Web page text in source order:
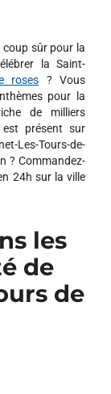
sûr pour la
la Saint-
roses ? Vous
pour la
de milliers
est présent sur
Les-Tours-de-
? Commandez-
24h sur la ville
les
de
de